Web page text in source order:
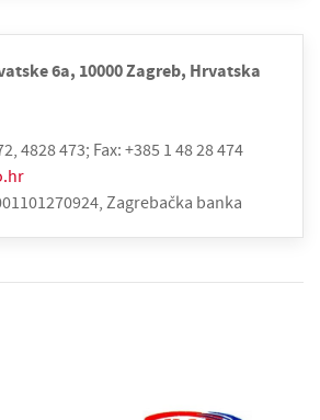
6a, 10000 Zagreb, Hrvatska
4828 473; Fax: +385 1 48 28 474
Zagrebačka banka